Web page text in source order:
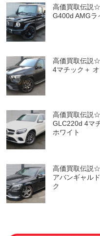
高価買取伝説
G400d AMGラ
高価買取伝説
4マチック＋
高価買取伝説
GLC220d 4マ
ホワイト
高価買取伝説
アバンギャル
ク